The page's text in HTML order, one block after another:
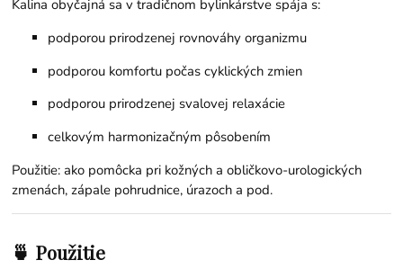
Kalina obyčajná sa v tradičnom bylinkárstve spája s:
podporou prirodzenej rovnováhy organizmu
podporou komfortu počas cyklických zmien
podporou prirodzenej svalovej relaxácie
celkovým harmonizačným pôsobením
Použitie: ako pomôcka pri kožných a obličkovo-urologických
zmenách, zápale pohrudnice, úrazoch a pod.
🍵 Použitie